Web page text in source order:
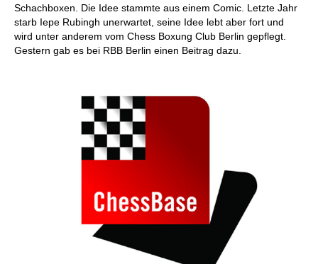
Schachboxen. Die Idee stammte aus einem Comic. Letzte Jahr
starb Iepe Rubingh unerwartet, seine Idee lebt aber fort und
wird unter anderem vom Chess Boxung Club Berlin gepflegt.
Gestern gab es bei RBB Berlin einen Beitrag dazu.